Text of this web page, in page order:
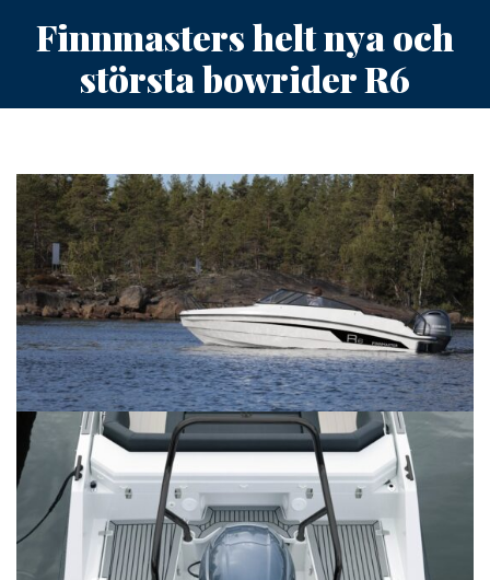
Finnmasters helt nya och
största bowrider R6